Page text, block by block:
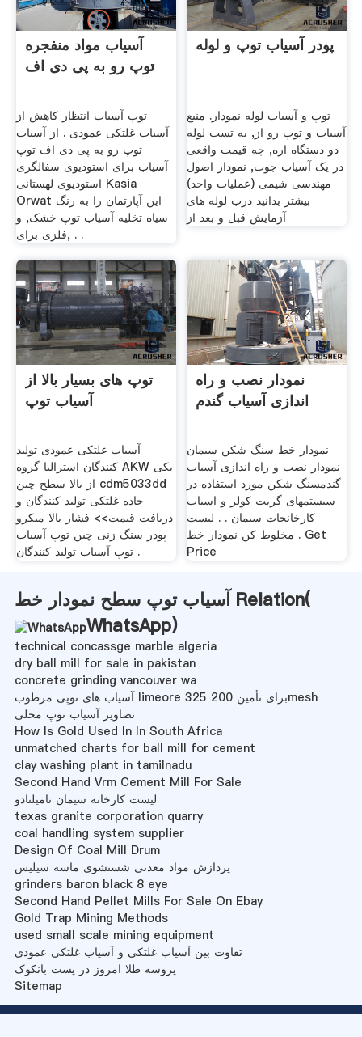
آسیاب مواد منفجره
توپ رو به پی دی اف
توپ آسیاب انتظار کاهش از
آسیاب غلتکی عمودی . از آسیاب
توپ رو به پی دی اف توپ
آسیاب برای استودیوی سفالگری
استودیوی لهستانی Kasia
Orwat این آپارتمان را به رنگ
سیاه تخلیه آسیاب توپ خشک, و
فلزی برای, . .
پودر آسیاب توپ و لوله
توپ و آسیاب لوله نمودار. منبع
آسیاب و توپ رو از, به تست لوله
دو دستگاه اره, چه قیمت واقعی
در یک آسیاب جوت, نمودار اصول
مهندسی شیمی (عملیات واحد)
بیشتر بدانید درب لوله های
آزمایش قبل و بعد از
توپ های بسیار بالا از
آسیاب توپ
آسیاب غلتکی عمودی تولید
کنندگان استرالیا گروه AKW یکی
از بالا سطح چین cdm5033dd
جاده غلتکی تولید کنندگان و
دریافت قیمت>> فشار بالا میکرو
پودر سنگ زنی چین توپ آسیاب
توپ آسیاب تولید کنندگان .
نمودار نصب و راه
اندازی آسیاب گندم
نمودار خط سنگ شکن سیمان
نمودار نصب و راه اندازی آسیاب
گندمسنگ شکن مورد استفاده در
سیستمهای گریت کولر و اسیاب
کارخانجات سیمان . . لیست
مخلوط کن نمودار خط . Get
Price
آسیاب توپ سطح نمودار خط Relation(
WhatsApp)
technical concassge marble algeria
dry ball mill for sale in pakistan
concrete grinding vancouver wa
آسیاب های توپی مرطوب limeore برای تأمین 200 325mesh
تصاویر آسیاب توپ محلی
How Is Gold Used In In South Africa
unmatched charts for ball mill for cement
clay washing plant in tamilnadu
Second Hand Vrm Cement Mill For Sale
لیست کارخانه سیمان تامیلنادو
texas granite corporation quarry
coal handling system supplier
Design Of Coal Mill Drum
پردازش مواد معدنی شستشوی ماسه سیلیس
grinders baron black 8 eye
Second Hand Pellet Mills For Sale On Ebay
Gold Trap Mining Methods
used small scale mining equipment
تفاوت بین آسیاب غلتکی و آسیاب غلتکی عمودی
پروسه طلا امروز در پست بانکوک
Sitemap